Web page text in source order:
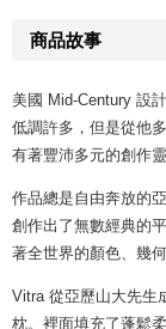
商品故事
美國 Mid-Century 設
低調許多，但是從他
有著豐沛多元的創作靈
作品總是自由奔放的
創作出了無數經典的
著全世界的顏色、幾
Vitra 從亞歷山大先生
枕。裡面填充了蓬鬆